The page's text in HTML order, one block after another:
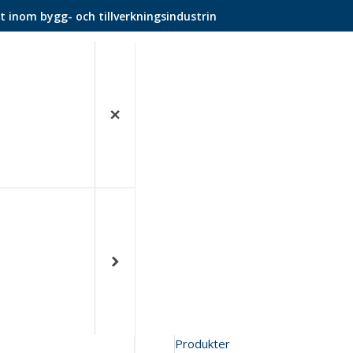
inom bygg- och tillverkningsindustrin
Produkter